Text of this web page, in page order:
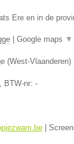
Ere en in de
| Google maps ▼
(West-Vlaanderen)
BTW-nr: -
|